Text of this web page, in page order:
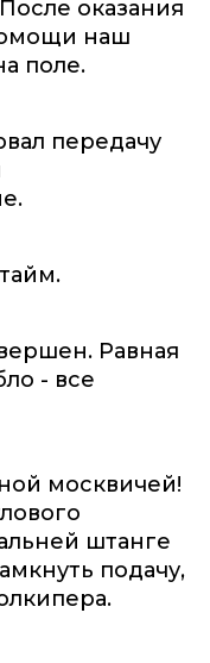
оказания
наш
поле.
передачу
Равная
- все
москвичей!
штанге
подачу,